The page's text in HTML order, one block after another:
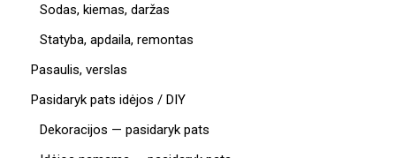
Sodas, kiemas, daržas
Statyba, apdaila, remontas
Pasaulis, verslas
Pasidaryk pats idėjos / DIY
Dekoracijos — pasidaryk pats